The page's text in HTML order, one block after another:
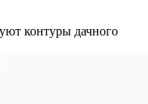
контуры дачного